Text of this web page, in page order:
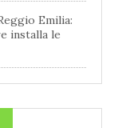
Emilia:
installa le